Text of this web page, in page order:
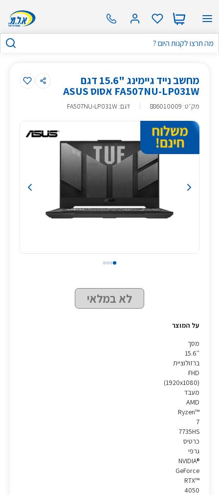
מחשב נייד גיימינג "15.6 דגם
FA507NU-LP031W אסוס ASUS
מק״ט:
886010009 דגם: FA507NU-LP031W
לא במלאי
על המוצר
מסך
''15.6
ברזולוציית
FHD
(1920x1080)
מעבד
AMD
Ryzen™
7
7735HS
כרטיס
גרפי
NVIDIA®
GeForce
RTX™
4050